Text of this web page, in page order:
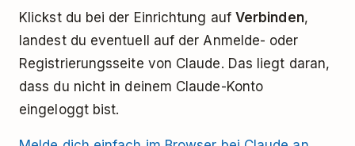
Klickst du bei der Einrichtung auf Verbinden,
landest du eventuell auf der Anmelde- oder
Registrierungsseite von Claude. Das liegt daran,
dass du nicht in deinem Claude-Konto
eingeloggt bist.